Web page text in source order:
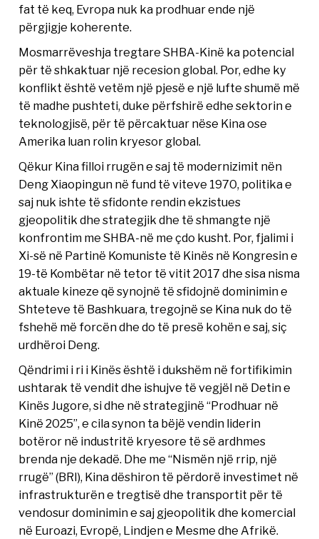
fat të keq, Evropa nuk ka prodhuar ende një
përgjigje koherente.
Mosmarrëveshja tregtare SHBA-Kinë ka potencial
për të shkaktuar një recesion global. Por, edhe ky
konflikt është vetëm një pjesë e një lufte shumë më
të madhe pushteti, duke përfshirë edhe sektorin e
teknologjisë, për të përcaktuar nëse Kina ose
Amerika luan rolin kryesor global.
Qëkur Kina filloi rrugën e saj të modernizimit nën
Deng Xiaopingun në fund të viteve 1970, politika e
saj nuk ishte të sfidonte rendin ekzistues
gjeopolitik dhe strategjik dhe të shmangte një
konfrontim me SHBA-në me çdo kusht. Por, fjalimi i
Xi-së në Partinë Komuniste të Kinës në Kongresin e
19-të Kombëtar në tetor të vitit 2017 dhe sisa nisma
aktuale kineze që synojnë të sfidojnë dominimin e
Shteteve të Bashkuara, tregojnë se Kina nuk do të
fshehë më forcën dhe do të presë kohën e saj, siç
urdhëroi Deng.
Qëndrimi i ri i Kinës është i dukshëm në fortifikimin
ushtarak të vendit dhe ishujve të vegjël në Detin e
Kinës Jugore, si dhe në strategjinë “Prodhuar në
Kinë 2025”, e cila synon ta bëjë vendin liderin
botëror në industritë kryesore të së ardhmes
brenda nje dekadë. Dhe me “Nismën një rrip, një
rrugë” (BRI), Kina dëshiron të përdorë investimet në
infrastrukturën e tregtisë dhe transportit për të
vendosur dominimin e saj gjeopolitik dhe komercial
në Euroazi, Evropë, Lindjen e Mesme dhe Afrikë.